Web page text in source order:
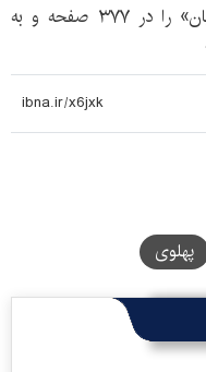
انتشارات جمال به تازگی کتاب «ماه‌رویان» را در ۳۷۷ صفحه و به
پهلوی